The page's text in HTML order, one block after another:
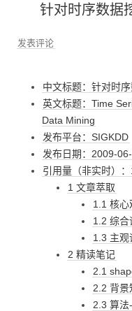
针对时序数据
发表评论
中文标题：针对时
英文标题：Time
Data Mining
发布平台：SIGKDD
发布日期：2009-
引用量（非实时）
1 文章萃取
1.1 核心
1.2 综合
1.3 主观
2 精读笔记
2.1
2.2 背景
2.3 算